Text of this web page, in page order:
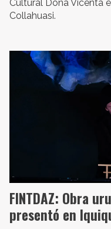
Cultural Doña Vicenta
Collahuasi.
FINTDAZ: Obra
presentó en